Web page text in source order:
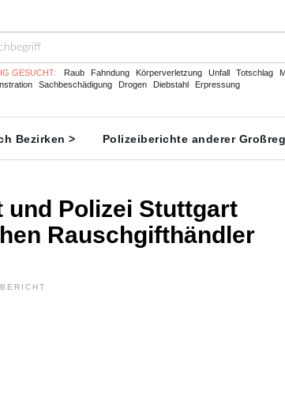
GESUCHT: Raub Fahndung Körperverletzung Unfall Totschlag
Sachbeschädigung Drogen Diebstahl Erpressung
Bezirken > Polizeiberichte anderer
und Polizei Stuttgart
Rauschgifthändler